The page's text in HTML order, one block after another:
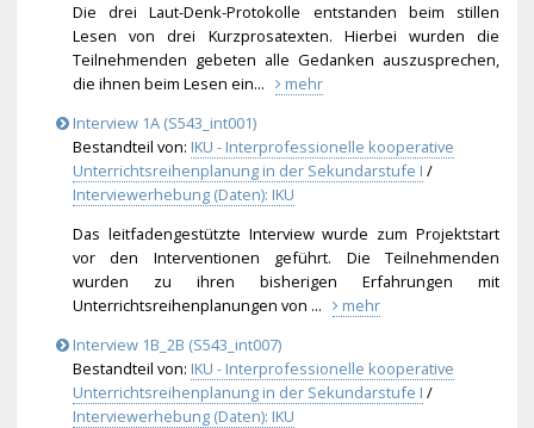
Die drei Laut-Denk-Protokolle entstanden beim stillen
Lesen von drei Kurzprosatexten. Hierbei wurden die
Teilnehmenden gebeten alle Gedanken auszusprechen,
die ihnen beim Lesen ein...
mehr
Interview 1A (S543_int001)
Bestandteil von: IKU - Interprofessionelle kooperative
Unterrichtsreihenplanung in der Sekundarstufe I /
Interviewerhebung (Daten): IKU
Das leitfadengestützte Interview wurde zum Projektstart
vor den Interventionen geführt. Die Teilnehmenden
wurden zu ihren bisherigen Erfahrungen mit
Unterrichtsreihenplanungen von ...
mehr
Interview 1B_2B (S543_int007)
Bestandteil von: IKU - Interprofessionelle kooperative
Unterrichtsreihenplanung in der Sekundarstufe I /
Interviewerhebung (Daten): IKU